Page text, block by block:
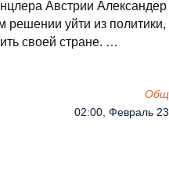
Австрии
решении уйти из политики,
своей стране. …
02:00, Февраль